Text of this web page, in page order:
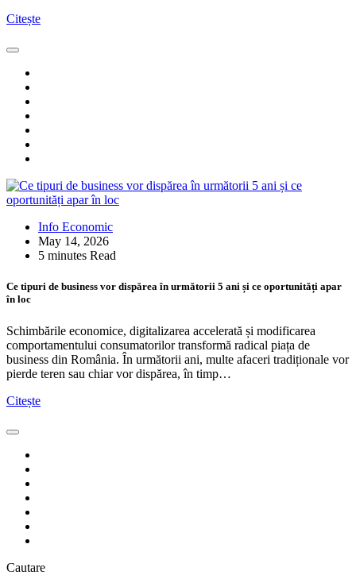
Citește
Info Economic
May 14, 2026
5 minutes Read
Ce tipuri de business vor dispărea în următorii 5 ani și ce oportunități apar
în loc
Schimbările economice, digitalizarea accelerată și modificarea
comportamentului consumatorilor transformă radical piața de
business din România. În următorii ani, multe afaceri tradiționale vor
pierde teren sau chiar vor dispărea, în timp…
Citește
Cautare